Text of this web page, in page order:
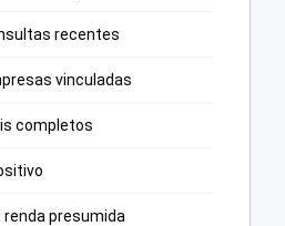
recentes
vinculadas
completos
presumida